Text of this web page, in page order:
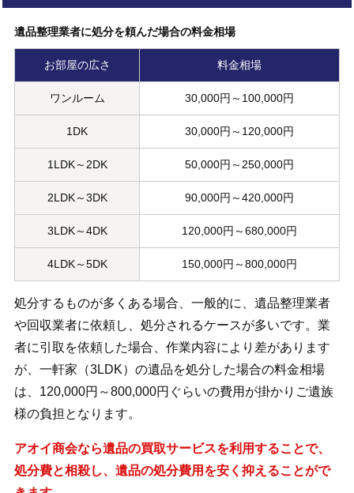
遺品整理業者に処分を頼んだ場合の料金相場
お部屋の広さ 料金相場
ワンルーム 30,000円～100,000円
1DK 30,000円～120,000円
1LDK～2DK 50,000円～250,000円
2LDK～3DK 90,000円～420,000円
3LDK～4DK 120,000円～680,000円
4LDK～5DK 150,000円～800,000円
処分するものが多くある場合、一般的に、遺品整理業者
や回収業者に依頼し、処分されるケースが多いです。業
者に引取を依頼した場合、作業内容により差があります
が、一軒家（3LDK）の遺品を処分した場合の料金相場
は、120,000円～800,000円ぐらいの費用が掛かりご遺族
様の負担となります。
アオイ商会なら遺品の買取サービスを利用することで、
処分費と相殺し、遺品の処分費用を安く抑えることがで